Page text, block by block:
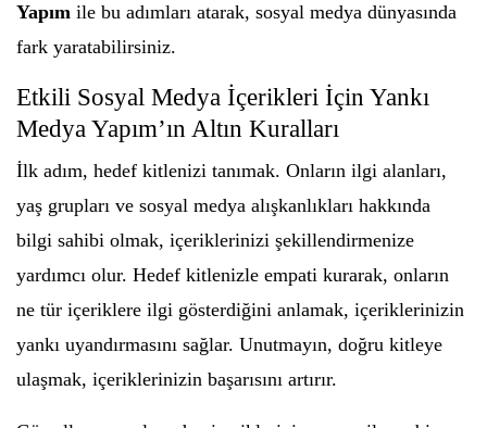
Yapım ile bu adımları atarak, sosyal medya dünyasında
fark yaratabilirsiniz.
Etkili Sosyal Medya İçerikleri İçin Yankı
Medya Yapım’ın Altın Kuralları
İlk adım, hedef kitlenizi tanımak. Onların ilgi alanları,
yaş grupları ve sosyal medya alışkanlıkları hakkında
bilgi sahibi olmak, içeriklerinizi şekillendirmenize
yardımcı olur. Hedef kitlenizle empati kurarak, onların
ne tür içeriklere ilgi gösterdiğini anlamak, içeriklerinizin
yankı uyandırmasını sağlar. Unutmayın, doğru kitleye
ulaşmak, içeriklerinizin başarısını artırır.